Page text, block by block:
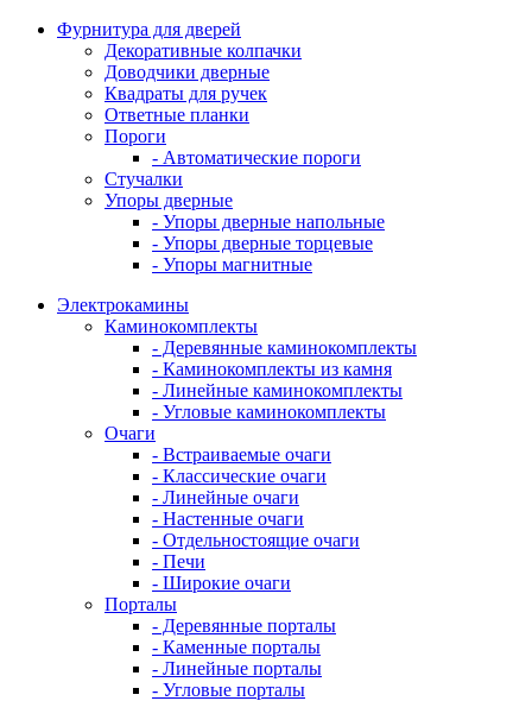
Фурнитура для дверей
Декоративные колпачки
Доводчики дверные
Квадраты для ручек
Ответные планки
Пороги
- Автоматические пороги
Стучалки
Упоры дверные
- Упоры дверные напольные
- Упоры дверные торцевые
- Упоры магнитные
Электрокамины
Каминокомплекты
- Деревянные каминокомплекты
- Каминокомплекты из камня
- Линейные каминокомплекты
- Угловые каминокомплекты
Очаги
- Встраиваемые очаги
- Классические очаги
- Линейные очаги
- Настенные очаги
- Отдельностоящие очаги
- Печи
- Широкие очаги
Порталы
- Деревянные порталы
- Каменные порталы
- Линейные порталы
- Угловые порталы